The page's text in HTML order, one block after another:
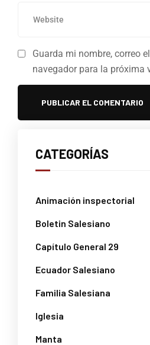
Guarda mi nombre, correo
navegador para la próxima
CATEGORÍAS
Animación inspectorial
Boletin Salesiano
Capítulo General 29
Ecuador Salesiano
Familia Salesiana
Iglesia
Manta